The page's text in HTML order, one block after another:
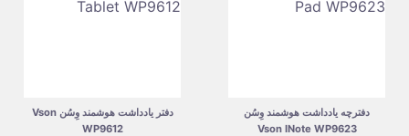
دفترچه یادداشت هوشمند وِسُن
Vson INote WP9623
دفتر یادداشت هوشمند وِسُن Vson
WP9612